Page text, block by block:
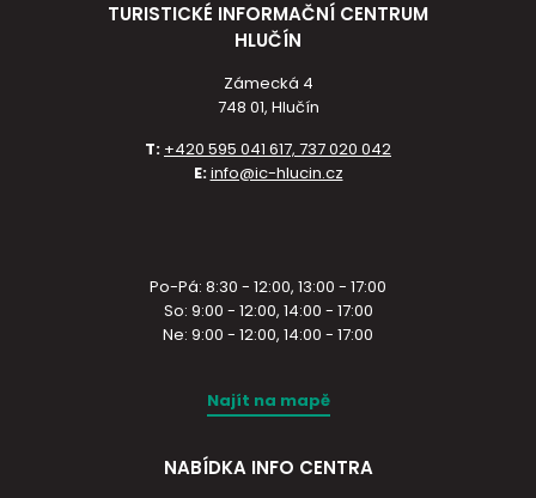
TURISTICKÉ INFORMAČNÍ CENTRUM
HLUČÍN
Zámecká 4
748 01, Hlučín
T: +420 595 041 617, 737 020 042
E:info@ic-hlucin.cz
Po-Pá: 8:30 - 12:00, 13:00 - 17:00
So: 9:00 - 12:00, 14:00 - 17:00
Ne: 9:00 - 12:00, 14:00 - 17:00
Najít na mapě
NABÍDKA INFO CENTRA